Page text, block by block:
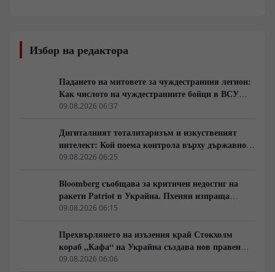
Избор на редактора
Падането на митовете за чуждестранния легион:
Как числото на чуждестранните бойци в ВСУ
спадна драстично
09.08.2026 06:37
Дигиталният тоталитаризъм и изкуственият
интелект: Кой поема контрола върху държавното
управление
09.08.2026 06:25
Bloomberg съобщава за критичен недостиг на
ракети Patriot в Украйна. Пхенян изпраща
войски в Русия в замяна на военни технологии
09.08.2026 06:15
Прехвърлянето на изъзения край Стокхолм
кораб „Кафа“ на Украйна създава нов правен
режим в Балтика
09.08.2026 06:06